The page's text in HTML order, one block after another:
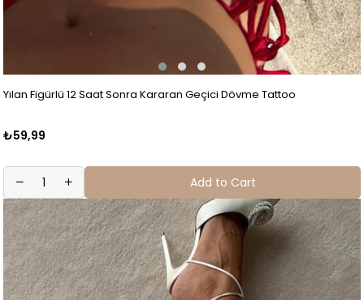
Yılan Figürlü 12 Saat Sonra Kararan Geçici Dövme Tattoo
₺59,99
Add to Cart